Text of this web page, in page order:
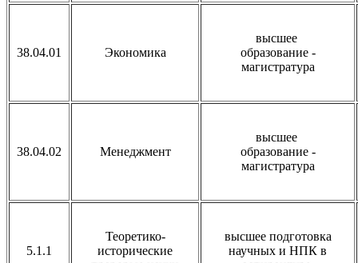
38.04.01 Экономика
высшее
образование -
магистратура
38.04.02 Менеджмент
высшее
образование -
магистратура
5.1.1
Теоретико-
исторические
высшее подготовка
научных и НПК в